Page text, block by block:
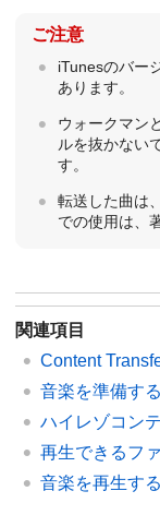
ご注意
iTunesのバー
あります。
ウォークマン
ルを抜かない
す。
転送した曲は
での使用は、
関連項目
Content
音楽を準備する
ハイレゾコン
再生できるフ
音楽を再生する